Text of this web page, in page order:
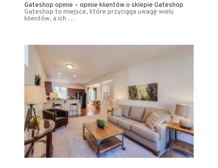
Gateshop opinie – opinie klientów o sklepie Gateshop
Gateshop to miejsce, które przyciąga uwagę wielu
klientów, a ich …